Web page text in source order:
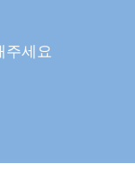
주세요